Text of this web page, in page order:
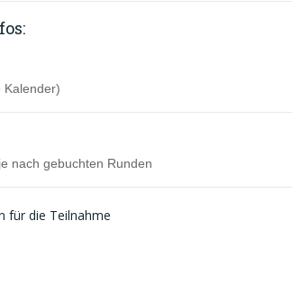
Kalender)
nach gebuchten Runden
für die Teilnahme